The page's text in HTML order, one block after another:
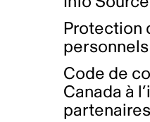
Protection
personnels
Code de
Canada à